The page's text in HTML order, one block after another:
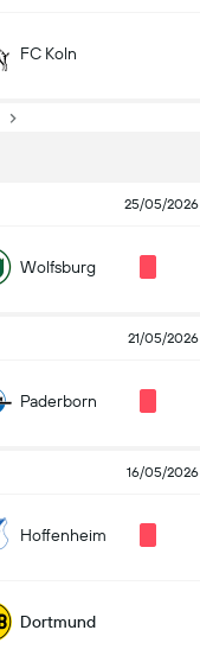
FC Koln
25/05/2026
Wolfsburg
21/05/2026
Paderborn
16/05/2026
Hoffenheim
Dortmund